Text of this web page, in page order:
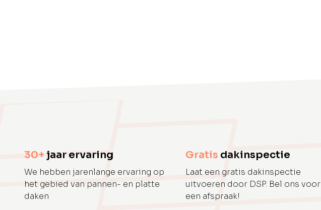
30+ jaar ervaring
We hebben jarenlange ervaring op
het gebied van pannen- en platte
daken
Gratis dakinspectie
Laat een gratis dakinspectie
uitvoeren door DSP. Bel ons voor
een afspraak!